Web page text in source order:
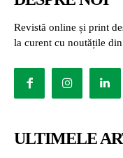
Revistă online și print
la curent cu noutățile
ULTIMELE